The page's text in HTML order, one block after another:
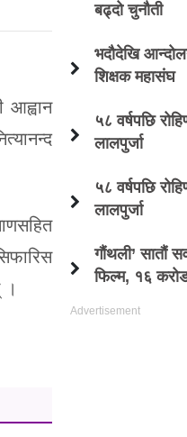
आह्वान
।
बढ्दो चुनौती
भदौदेखि
शिक्षक महासंघ
५८ वर्षपछि
लालपुर्जा
५८ वर्षपछि
लालपुर्जा
गौंथली’ सातौं
फिल्म, १६